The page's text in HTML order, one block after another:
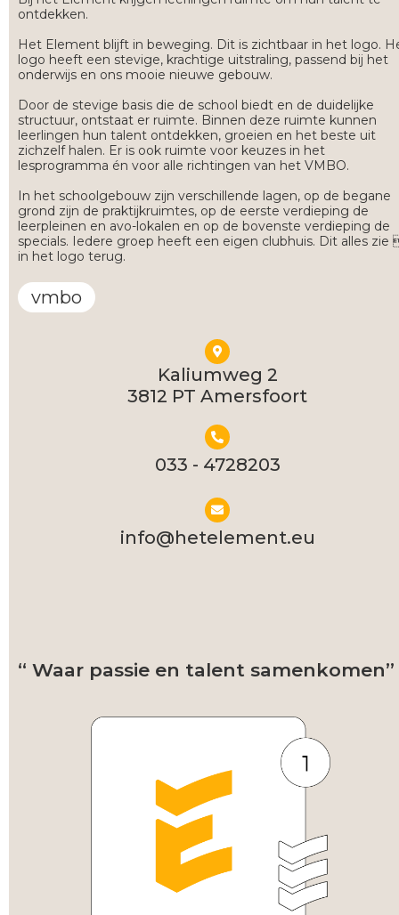
ontdekken.
Het Element blijft in beweging. Dit is zichtbaar in het logo.
logo heeft een stevige, krachtige uitstraling, passend bij het
onderwijs en ons mooie nieuwe gebouw.
Door de stevige basis die de school biedt en de duidelijke
structuur, ontstaat er ruimte. Binnen deze ruimte kunnen
leerlingen hun talent ontdekken, groeien en het beste uit
zichzelf halen. Er is ook ruimte voor keuzes in het
lesprogramma én voor alle richtingen van het VMBO.
In het schoolgebouw zijn verschillende lagen, op de begane
grond zijn de praktijkruimtes, op de eerste verdieping de
leerpleinen en avo-lokalen en op de bovenste verdieping de
specials. Iedere groep heeft een eigen clubhuis. Dit alles zie
in het logo terug.
vmbo
Kaliumweg 2
3812 PT Amersfoort​
033 - 4728203​
info@hetelement.eu​
“ Waar passie en talent samenkomen”